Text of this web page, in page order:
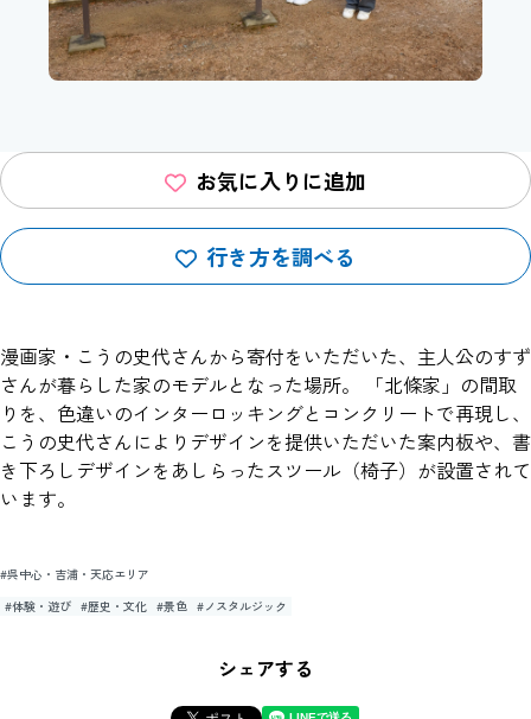
お気に入りに追加
行き方を調べる
漫画家・こうの史代さんから寄付をいただいた、主人公のすず
さんが暮らした家のモデルとなった場所。 「北條家」の間取
りを、色違いのインターロッキングとコンクリートで再現し、
こうの史代さんによりデザインを提供いただいた案内板や、書
き下ろしデザインをあしらったスツール（椅子）が設置されて
います。
#呉中心・吉浦・天応エリア
#体験・遊び #歴史・文化 #景色 #ノスタルジック
シェアする